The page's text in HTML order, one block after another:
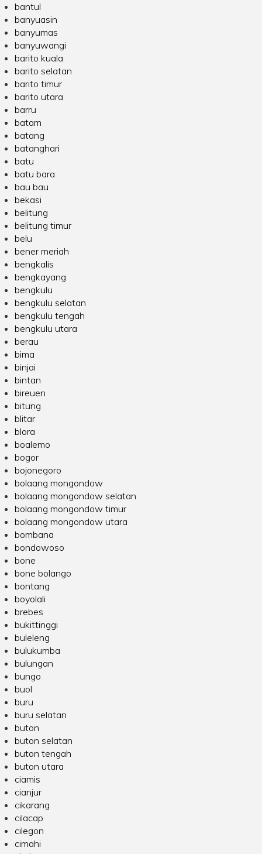
bantul
banyuasin
banyumas
banyuwangi
barito kuala
barito selatan
barito timur
barito utara
barru
batam
batang
batanghari
batu
batu bara
bau bau
bekasi
belitung
belitung timur
belu
bener meriah
bengkalis
bengkayang
bengkulu
bengkulu selatan
bengkulu tengah
bengkulu utara
berau
bima
binjai
bintan
bireuen
bitung
blitar
blora
boalemo
bogor
bojonegoro
bolaang mongondow
bolaang mongondow selatan
bolaang mongondow timur
bolaang mongondow utara
bombana
bondowoso
bone
bone bolango
bontang
boyolali
brebes
bukittinggi
buleleng
bulukumba
bulungan
bungo
buol
buru
buru selatan
buton
buton selatan
buton tengah
buton utara
ciamis
cianjur
cikarang
cilacap
cilegon
cimahi